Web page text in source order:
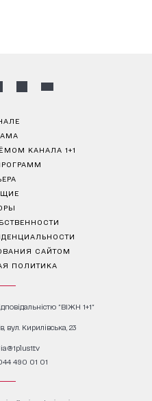
КАНАЛА 1+1
САЙТОМ
ПОЛИТИКА
"ВІЖН 1+1"
вул. Кирилівська, 23
490 01 01